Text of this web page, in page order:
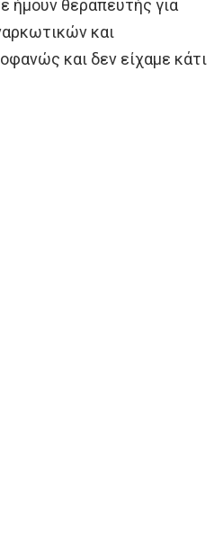
ήμουν θεραπευτής για
και
και δεν είχαμε κάτι